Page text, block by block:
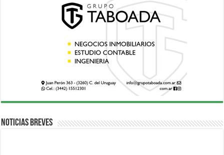
Noticias breves